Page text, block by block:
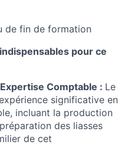
de fin de formation
pour ce
Comptable : Le
significative en
incluant la production
des liasses
de cet